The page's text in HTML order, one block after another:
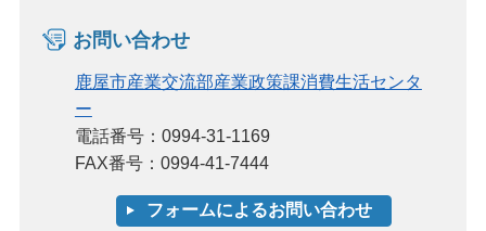
お問い合わせ
鹿屋市産業交流部産業政策課消費生活センタ
ー
電話番号：0994-31-1169
FAX番号：0994-41-7444